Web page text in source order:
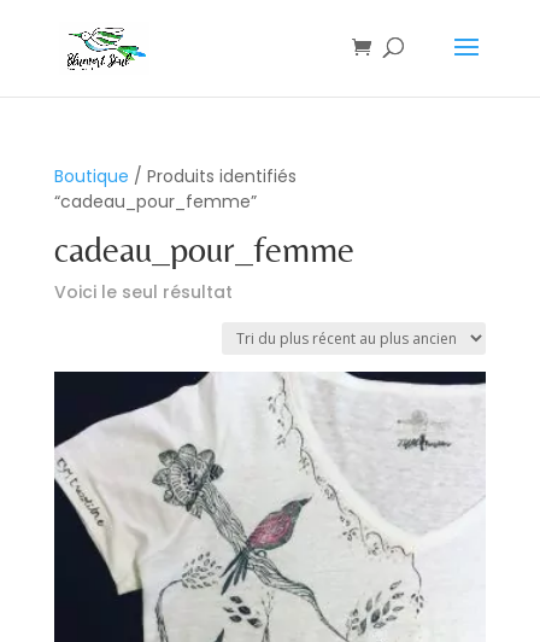
Boutique / Produits identifiés
“cadeau_pour_femme”
cadeau_pour_femme
Voici le seul résultat